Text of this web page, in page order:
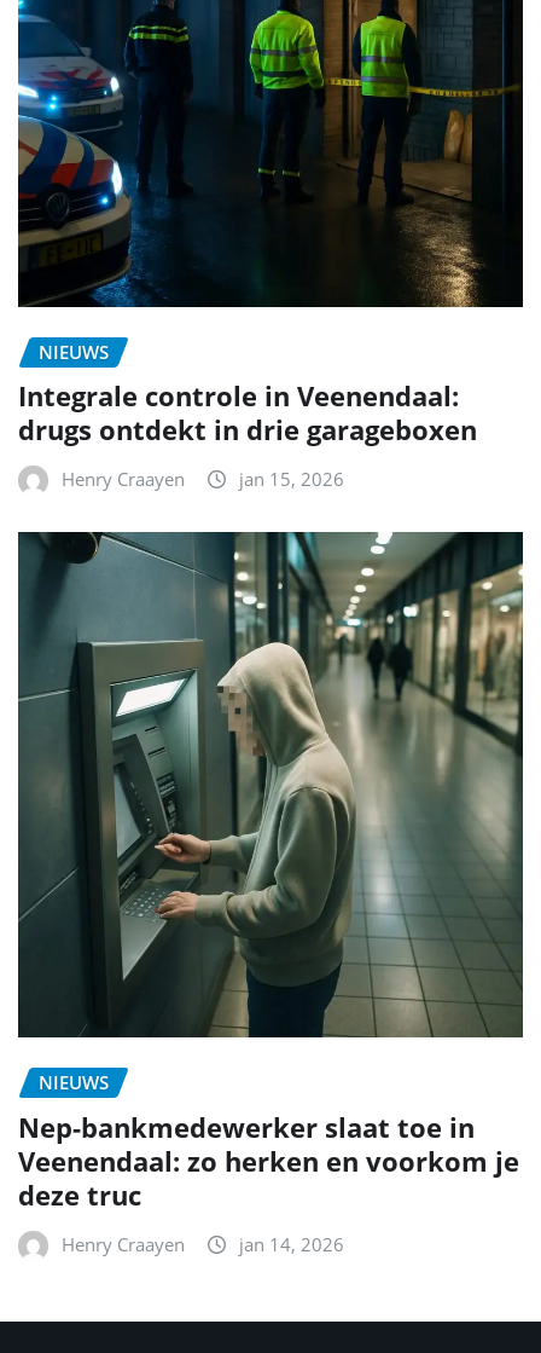
NIEUWS
Integrale controle in Veenendaal:
drugs ontdekt in drie garageboxen
Henry Craayen jan 15, 2026
NIEUWS
Nep-bankmedewerker slaat toe in
Veenendaal: zo herken en voorkom je
deze truc
Henry Craayen jan 14, 2026